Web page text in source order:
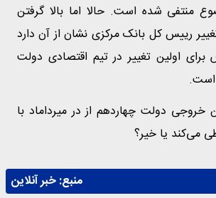
منتفی شده است. حالا اما بالا گرفتن
رییس کل بانک مرکزی نشان از آن دارد
اولین تغییر در تیم اقتصادی دولت
است.
خروجی دولت چهاردهم از در میرداماد با
می‌کند یا خیر؟
منبع:خبر آنلاین